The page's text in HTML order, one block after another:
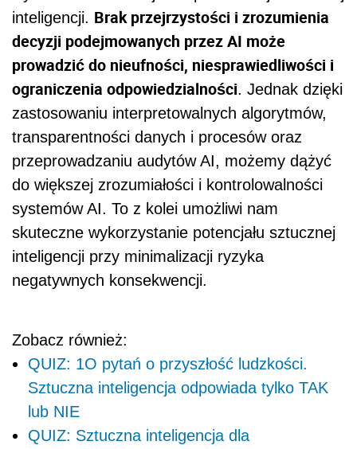
inteligencji. Brak przejrzystości i zrozumienia
decyzji podejmowanych przez AI może
prowadzić do nieufności, niesprawiedliwości i
ograniczenia odpowiedzialności. Jednak dzięki
zastosowaniu interpretowalnych algorytmów,
transparentności danych i procesów oraz
przeprowadzaniu audytów AI, możemy dążyć
do większej zrozumiałości i kontrolowalności
systemów AI. To z kolei umożliwi nam
skuteczne wykorzystanie potencjału sztucznej
inteligencji przy minimalizacji ryzyka
negatywnych konsekwencji.
Zobacz również:
QUIZ: 1O pytań o przyszłość ludzkości.
Sztuczna inteligencja odpowiada tylko TAK
lub NIE
QUIZ: Sztuczna inteligencja dla